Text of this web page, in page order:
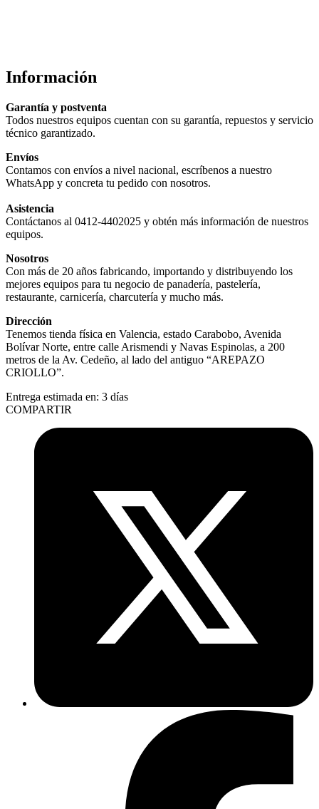
Información
Garantía y postventa
Todos nuestros equipos cuentan con su garantía, repuestos y servicio
técnico garantizado.
Envíos
Contamos con envíos a nivel nacional, escríbenos a nuestro
WhatsApp y concreta tu pedido con nosotros.
Asistencia
Contáctanos al 0412-4402025 y obtén más información de nuestros
equipos.
Nosotros
Con más de 20 años fabricando, importando y distribuyendo los
mejores equipos para tu negocio de panadería, pastelería,
restaurante, carnicería, charcutería y mucho más.
Dirección
Tenemos tienda física en Valencia, estado Carabobo, Avenida
Bolívar Norte, entre calle Arismendi y Navas Espinolas, a 200
metros de la Av. Cedeño, al lado del antiguo “AREPAZO
CRIOLLO”.
Entrega estimada en: 3 días
COMPARTIR